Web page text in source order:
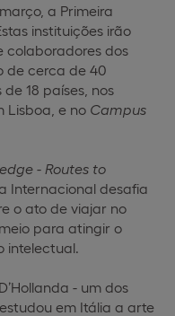
a Primeira
instituições irão
colaboradores dos
de cerca de 40
18 países, nos
Lisboa, e no Campus
- Routes to
Internacional desafia
o ato de viajar no
para atingir o
intelectual.
- um dos
em Itália a arte